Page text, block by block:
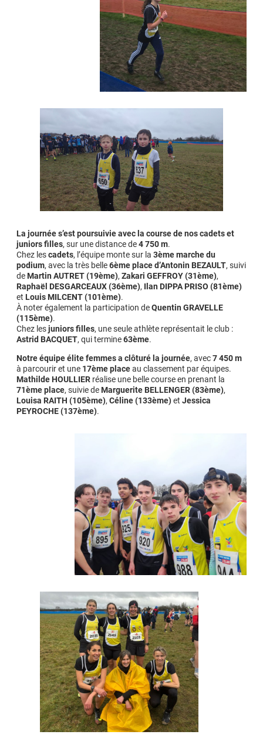
La journée s’est poursuivie avec la course de nos cadets et
juniors filles, sur une distance de4 750 m.
Chez lescadets, l’équipe monte sur la 3ème marche du
podium, avec la très belle6ème place d’Antonin BEZAULT, suivi
de Martin AUTRET (19ème), Zakari GEFFROY (31ème),
Raphaël DESGARCEAUX (36ème), Ilan DIPPA PRISO (81ème)
et Louis MILCENT (101ème).
À noter également la participation deQuentin GRAVELLE
(115ème).
Chez lesjuniors filles, une seule athlète représentait le club :
Astrid BACQUET, qui termine63ème.
Notre équipe élite femmes a clôturé la journée, avec7 450 m
à parcourir et une 17ème placeau classement par équipes.
Mathilde HOULLIER réalise une belle course en prenant la
71ème place, suivie de Marguerite BELLENGER (83ème),
Louisa RAITH (105ème), Céline (133ème)et Jessica
PEYROCHE (137ème).